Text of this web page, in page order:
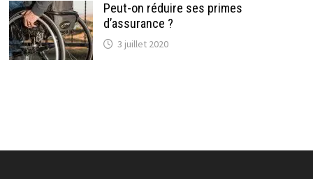
Peut-on réduire ses primes
d’assurance ?
3 juillet 2020